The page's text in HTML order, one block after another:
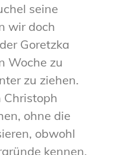
seine
wir doch
Goretzka
Woche zu
zu ziehen.
Christoph
ohne die
obwohl
kennen.